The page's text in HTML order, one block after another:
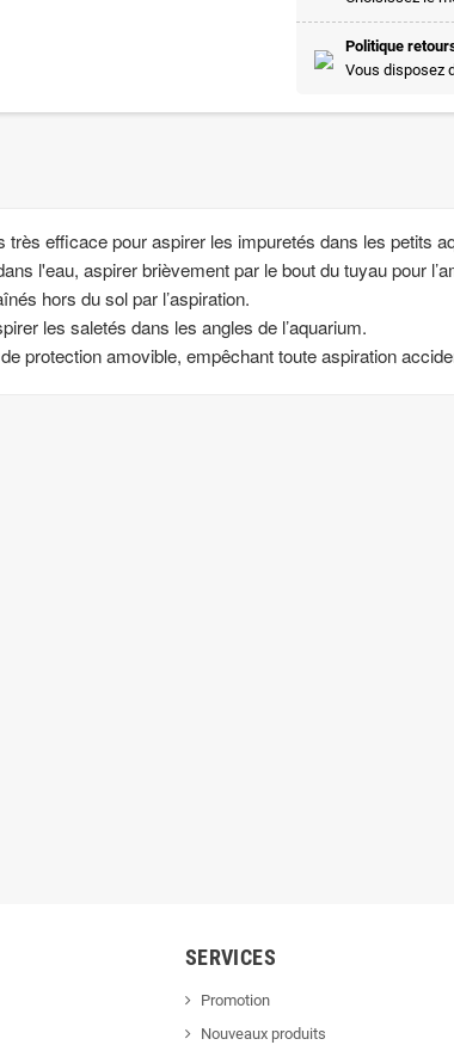
Politique
Vous disposez
très efficace pour aspirer les impuretés dans les petits
l'eau, aspirer brièvement par le bout du tuyau pour
hors du sol par l’aspiration.
les saletés dans les angles de l’aquarium.
protection amovible, empêchant toute aspiration
SERVICES
Promotion
Nouveaux produits